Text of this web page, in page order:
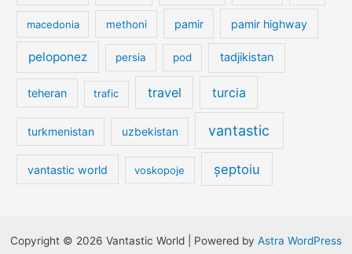
macedonia methoni pamir pamir highway
peloponez persia pod tadjikistan
teheran trafic travel turcia
turkmenistan uzbekistan vantastic
vantastic world voskopoje șeptoiu
Copyright © 2026 Vantastic World | Powered by Astra WordPress